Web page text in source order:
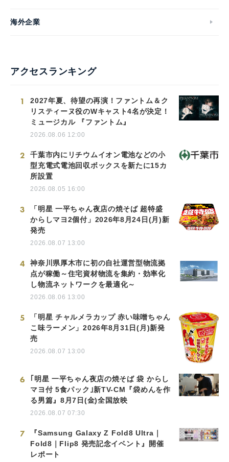
海外企業
アクセスランキング
1
2027年夏、待望の再演！ファントム＆ク
リスティーヌ役のWキャスト4名が決定！
ミュージカル 『ファントム』
2026.08.06 12:00
2
千葉市内にリチウムイオン電池などの小
型充電式電池回収ボックスを新たに15カ
所設置
2026.08.05 16:00
3
「明星 一平ちゃん夜店の焼そば 超特盛
からしマヨ2個付」2026年8月24日(月)新
発売
2026.08.07 13:00
4
神奈川県厚木市に初の自社運営型物流拠
点が稼働～住宅資材物流を集約・効率化
し物流ネットワークを最適化～
2026.08.06 13:00
5
「明星 チャルメラカップ 赤い味噌ちゃん
こ味ラーメン」2026年8月31日(月)新発
売
2026.08.07 13:00
6
｢明星 一平ちゃん夜店の焼そば 袋 からし
マヨ付 5食パック｣新TV-CM『袋めんを作
る男篇』8月7日(金)全国放映
2026.08.07 07:30
7
『Samsung Galaxy Z Fold8 Ultra｜
Fold8｜Flip8 発売記念イベント』開催
レポート